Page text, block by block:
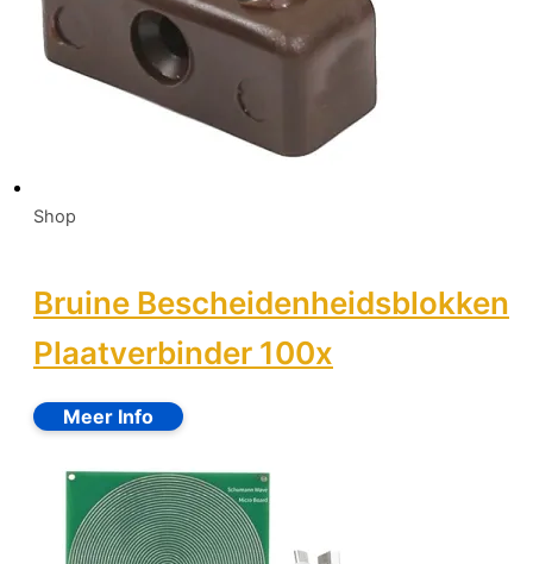
Shop
Bruine Bescheidenheidsblokken
Plaatverbinder 100x